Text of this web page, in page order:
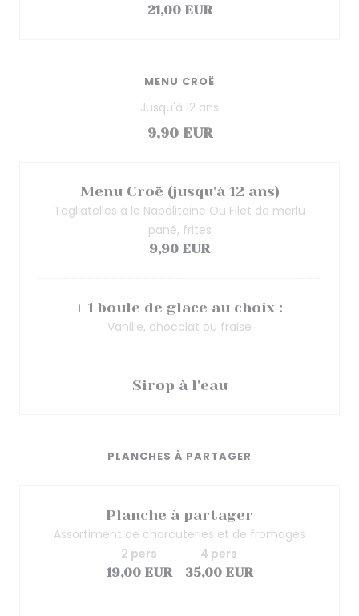
21,00 EUR
MENU CROË
Jusqu'à 12 ans
9,90 EUR
Menu Croë (jusqu'à 12 ans)
Tagliatelles à la Napolitaine Ou Filet de merlu
pané, frites
9,90 EUR
+ 1 boule de glace au choix :
Vanille, chocolat ou fraise
Sirop à l'eau
PLANCHES À PARTAGER
Planche à partager
Assortiment de charcuteries et de fromages
19,00 EUR
2 pers
35,00 EUR
4 pers